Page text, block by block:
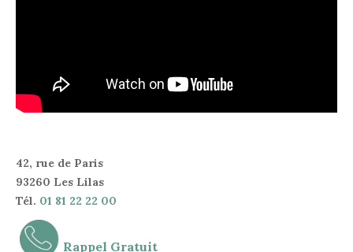
42, rue de Paris
93260 Les Lilas
Tél. 01 81 22 22 00
Rappel Gratuit